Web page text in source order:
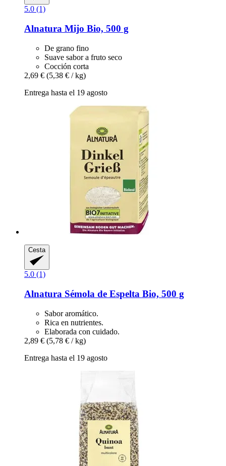
5.0 (1)
Alnatura Mijo Bio, 500 g
De grano fino
Suave sabor a fruto seco
Cocción corta
2,69 € (5,38 € / kg)
Entrega hasta el 19 agosto
Cesta
5.0 (1)
Alnatura Sémola de Espelta Bio, 500 g
Sabor aromático.
Rica en nutrientes.
Elaborada con cuidado.
2,89 € (5,78 € / kg)
Entrega hasta el 19 agosto